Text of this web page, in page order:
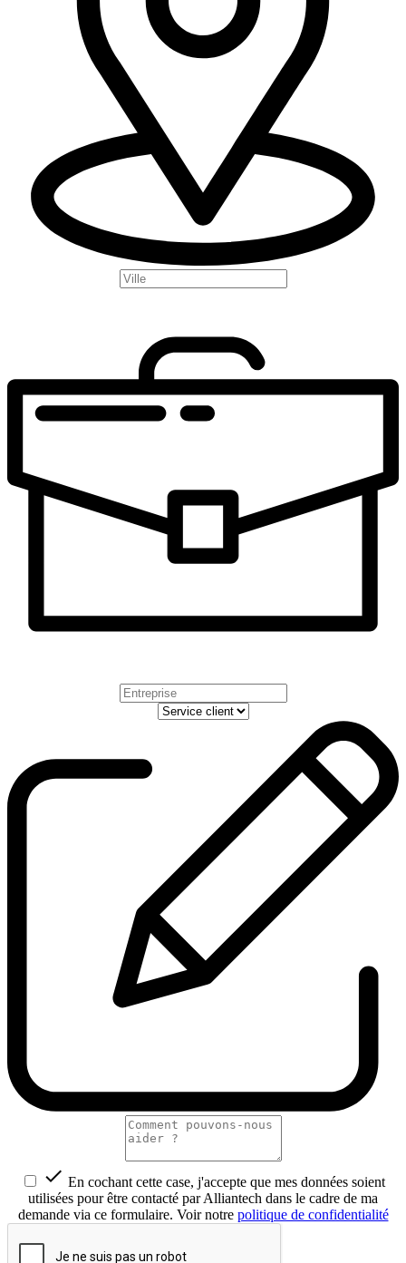
 En cochant cette case, j'accepte que mes données soient
utilisées pour être contacté par Alliantech dans le cadre de ma
demande via ce formulaire. Voir notre politique de confidentialité